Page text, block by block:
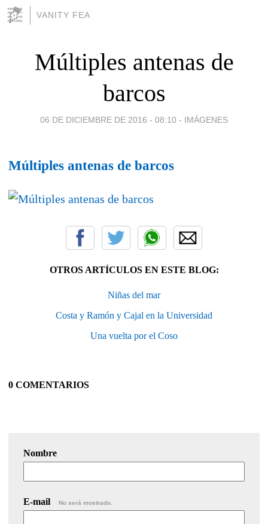
VANITY FEA
Múltiples antenas de
barcos
06 DE DICIEMBRE DE 2016 - 08:10 - IMÁGENES
Múltiples antenas de barcos
OTROS ARTÍCULOS EN ESTE BLOG:
Niñas del mar
Costa y Ramón y Cajal en la Universidad
Una vuelta por el Coso
0 COMENTARIOS
Nombre
E-mail No será mostrado.